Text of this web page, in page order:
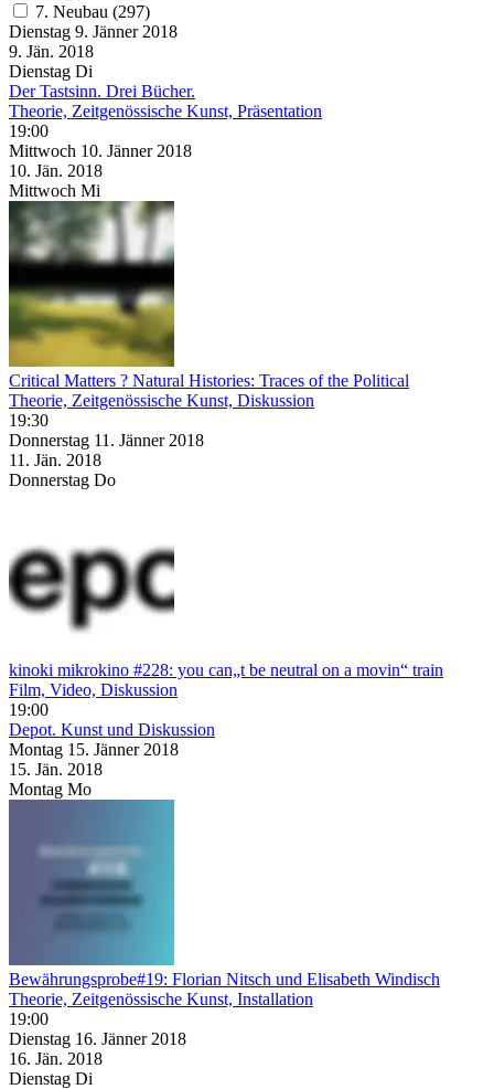
7. Neubau (297)
Dienstag 9. Jänner 2018
9. Jän. 2018
Dienstag Di
Der Tastsinn. Drei Bücher.
Theorie, Zeitgenössische Kunst, Präsentation
19:00
Mittwoch 10. Jänner 2018
10. Jän. 2018
Mittwoch Mi
Critical Matters ? Natural Histories: Traces of the Political
Theorie, Zeitgenössische Kunst, Diskussion
19:30
Donnerstag 11. Jänner 2018
11. Jän. 2018
Donnerstag Do
kinoki mikrokino #228: you can„t be neutral on a movin“ train
Film, Video, Diskussion
19:00
Depot. Kunst und Diskussion
Montag 15. Jänner 2018
15. Jän. 2018
Montag Mo
Bewährungsprobe#19: Florian Nitsch und Elisabeth Windisch
Theorie, Zeitgenössische Kunst, Installation
19:00
Dienstag 16. Jänner 2018
16. Jän. 2018
Dienstag Di